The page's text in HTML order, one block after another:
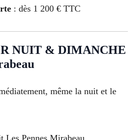
: dès 1 200 € TTC
NUIT & DIMANCHE
même la nuit et le
Les Pennes Mirabeau